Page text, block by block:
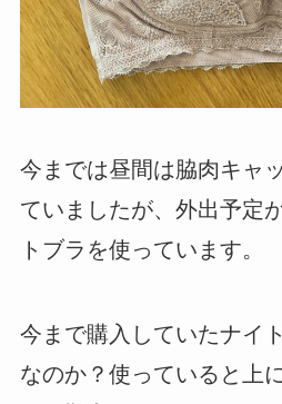
今までは昼間は脇肉キャ
ていましたが、外出予定
トブラを使っています。
今まで購入していたナイ
なのか？使っていると上